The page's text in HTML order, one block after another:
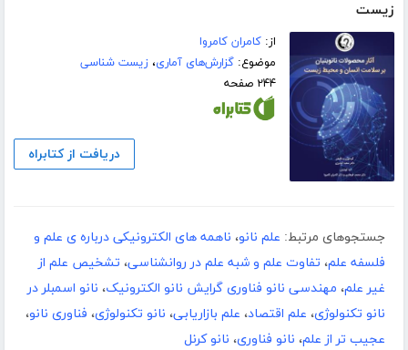
زیست
از:کامران کامروا
موضوع:گزارش‌های آماری،زیست شناسی
۲۴۴ صفحه
دریافت از کتابراه
جستجوهای مرتبط: علم نانو، ناهمه های الکترونیکی درباره ی علم و
فلسفه علم، تفاوت علم و شبه علم در روانشناسی، تشخیص علم از
غیر علم، مهندسی نانو فناوری گرایش نانو الکترونیک، نانو اسمبلر در
نانو تکنولوژی، علم اقتصاد، علم بازاریابی، نانو تکنولوژی، فناوری نانو،
عجیب تر از علم، نانو فناوری، نانو کرنل